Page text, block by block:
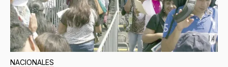
NACIONALES